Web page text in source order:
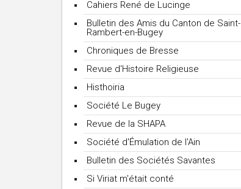
Cahiers René de Lucinge
Bulletin des Amis du Canton de Saint-
Rambert-en-Bugey
Chroniques de Bresse
Revue d'Histoire Religieuse
Histhoiria
Société Le Bugey
Revue de la SHAPA
Société d'Émulation de l'Ain
Bulletin des Sociétés Savantes
Si Viriat m'était conté